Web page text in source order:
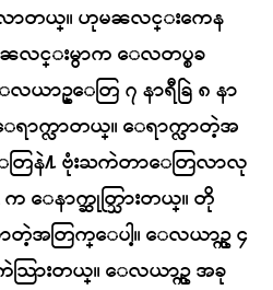
လာတယ္။ ဟုမၼလင္းကေန
လင္းမွာက ေလတပ္စခ
ာဥ္ေတြ ၇ နာရီခြဲ ၈ နာ
ာက္လာတယ္။ ေရာက္လာတဲ့အ
ြနဲ႔ ဗုံးႀကဲတာေတြလာလု
ေနာက္ဆုတ္သြားတယ္။ တို
အတြက္ေပါ့။ ေလယာဥ္က ၄
ြားတယ္။ ေလယာဥ္က အခု